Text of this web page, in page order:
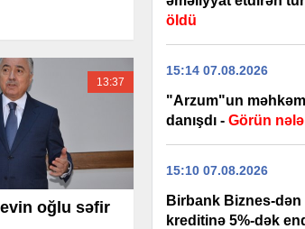
13:37
oğlu səfir
öldü
15:14 07.08.2026
"Arzum"un
danışdı - Görün
15:10 07.08.2026
Birbank Biznes-
kreditinə 5%-dək